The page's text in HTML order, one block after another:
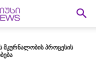
მკურნალობის პროცესის